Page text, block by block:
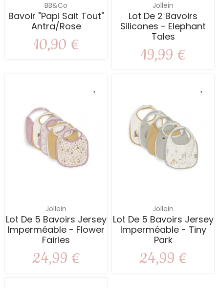
BB&Co
Bavoir "Papi Sait Tout"
Antra/rose
10,90 €
Jollein
Lot De 2 Bavoirs
Silicones - Elephant
Tales
19,99 €
Jollein
Lot De 5 Bavoirs Jersey
Imperméable - Flower
Fairies
24,99 €
Jollein
Lot De 5 Bavoirs Jersey
Imperméable - Tiny
Park
24,99 €